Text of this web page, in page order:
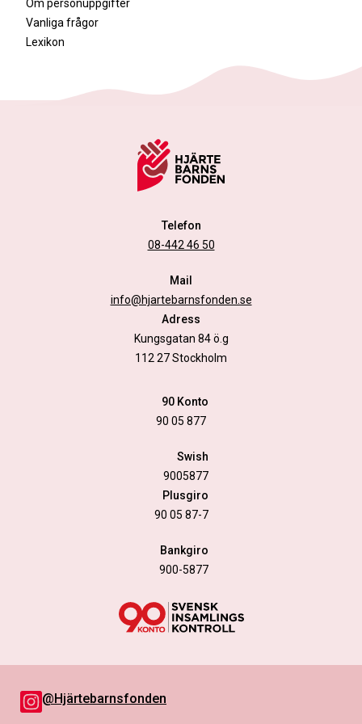
Hantera samtycke
För att ge en bra upplevelse använder vi teknik som cookies för att lagra
och/eller komma åt enhetsinformation. När du samtycker till dessa
detta påverka vissa funktioner negativt.
Acceptera
Neka
Om personuppgifter
Vanliga frågor
Lexikon
Telefon
08-442 46 50
Mail
info@hjartebarnsfonden.se
Adress
Kungsgatan 84 ö.g
112 27 Stockholm
90 Konto
90 05 877
Swish
9005877
Plusgiro
90 05 87-7
Bankgiro
900-5877
@Hjärtebarnsfonden